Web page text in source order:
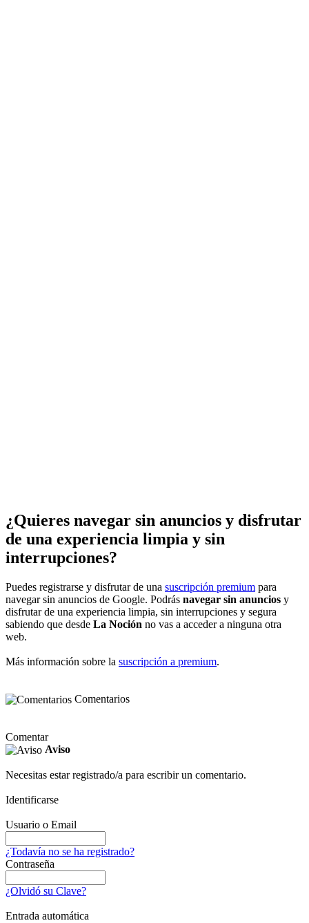
¿Quieres navegar sin anuncios y disfrutar
de una experiencia limpia y sin
interrupciones?
Puedes registrarse y disfrutar de una suscripción premium para
navegar sin anuncios de Google. Podrás navegar sin anuncios y
disfrutar de una experiencia limpia, sin interrupciones y segura
sabiendo que desde La Noción no vas a acceder a ninguna otra
web.
Más información sobre la suscripción a premium.
Comentarios
Comentar
Aviso
Necesitas estar registrado/a para escribir un comentario.
Identificarse
Usuario o Email
¿Todavía no se ha registrado?
Contraseña
¿Olvidó su Clave?
Entrada automática